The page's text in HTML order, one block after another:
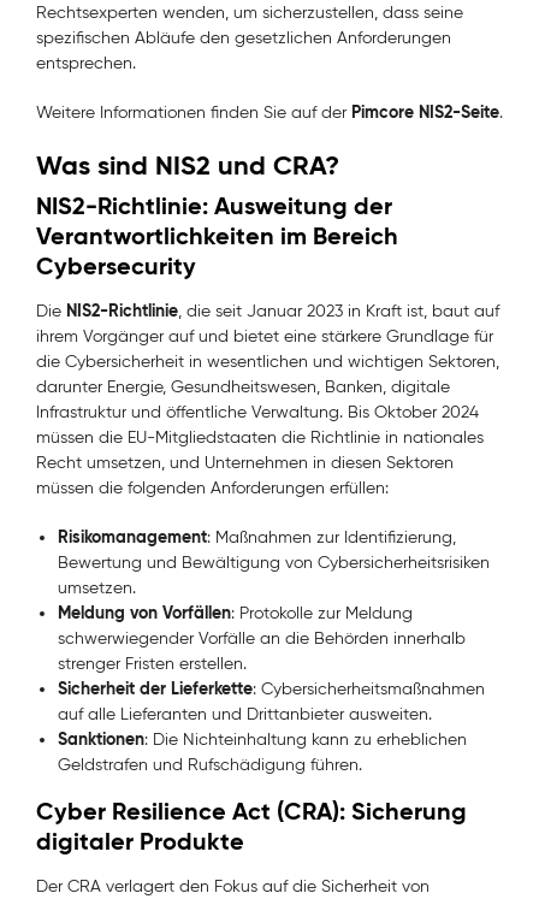
Rechtsexperten wenden, um sicherzustellen, dass seine
spezifischen Abläufe den gesetzlichen Anforderungen
entsprechen.
Weitere Informationen finden Sie auf der Pimcore NIS2-Seite.
Was sind NIS2 und CRA?
NIS2-Richtlinie: Ausweitung der
Verantwortlichkeiten im Bereich
Cybersecurity
Die NIS2-Richtlinie, die seit Januar 2023 in Kraft ist, baut auf
ihrem Vorgänger auf und bietet eine stärkere Grundlage für
die Cybersicherheit in wesentlichen und wichtigen Sektoren,
darunter Energie, Gesundheitswesen, Banken, digitale
Infrastruktur und öffentliche Verwaltung. Bis Oktober 2024
müssen die EU-Mitgliedstaaten die Richtlinie in nationales
Recht umsetzen, und Unternehmen in diesen Sektoren
müssen die folgenden Anforderungen erfüllen:
Risikomanagement: Maßnahmen zur Identifizierung,
Bewertung und Bewältigung von Cybersicherheitsrisiken
umsetzen.
Meldung von Vorfällen: Protokolle zur Meldung
schwerwiegender Vorfälle an die Behörden innerhalb
strenger Fristen erstellen.
Sicherheit der Lieferkette: Cybersicherheitsmaßnahmen
auf alle Lieferanten und Drittanbieter ausweiten.
Sanktionen: Die Nichteinhaltung kann zu erheblichen
Geldstrafen und Rufschädigung führen.
Cyber Resilience Act (CRA): Sicherung
digitaler Produkte
Der CRA verlagert den Fokus auf die Sicherheit von